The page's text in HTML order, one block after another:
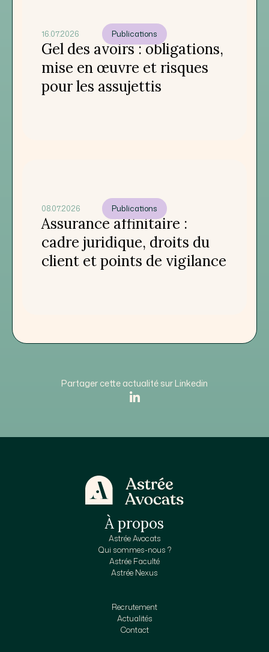
16.07.2026
Gel des avoirs : obligations,
mise en œuvre et risques
pour les assujettis
Publications
08.07.2026
Assurance affinitaire :
cadre juridique, droits du
client et points de vigilance
Publications
Partager cette actualité sur Linkedin
À propos
Astrée Avocats
Qui sommes-nous ?
Astrée Faculté
Astrée Nexus
Recrutement
Actualités
Contact